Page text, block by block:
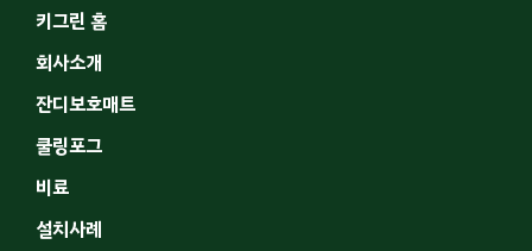
키그린 홈
회사소개
잔디보호매트
쿨링포그
비료
설치사례